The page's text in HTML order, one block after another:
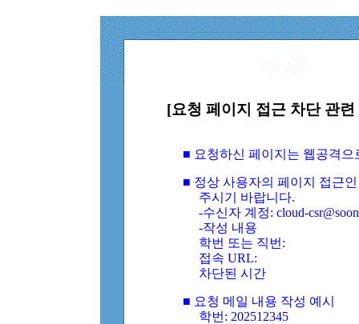
[요청 페이지 접근 차단 관
■ 요청하신 페이지는 웹공격
■ 정상 사용자의 페이지 접근
주시기 바랍니다.
-수신자 계정: cloud-
-작성 내용
학번 또는 직번:
접속 URL:
차단된 시간
■ 요청 메일 내용 작성 예시
학번: 202512345